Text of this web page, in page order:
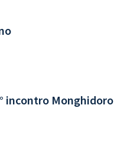
incontro Monghidoro